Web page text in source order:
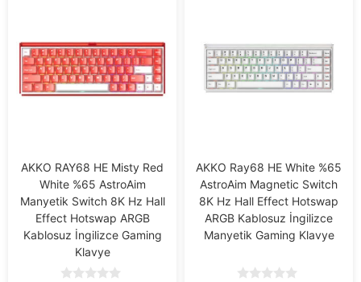
AKKO RAY68 HE Misty Red
White %65 AstroAim
Manyetik Switch 8K Hz Hall
Effect Hotswap ARGB
Kablosuz İngilizce Gaming
Klavye
AKKO Ray68 HE White %65
AstroAim Magnetic Switch
8K Hz Hall Effect Hotswap
ARGB Kablosuz İngilizce
Manyetik Gaming Klavye